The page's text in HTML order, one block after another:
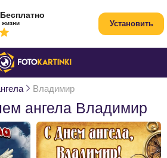
Владимир
ангела Владимир
жизни Установить